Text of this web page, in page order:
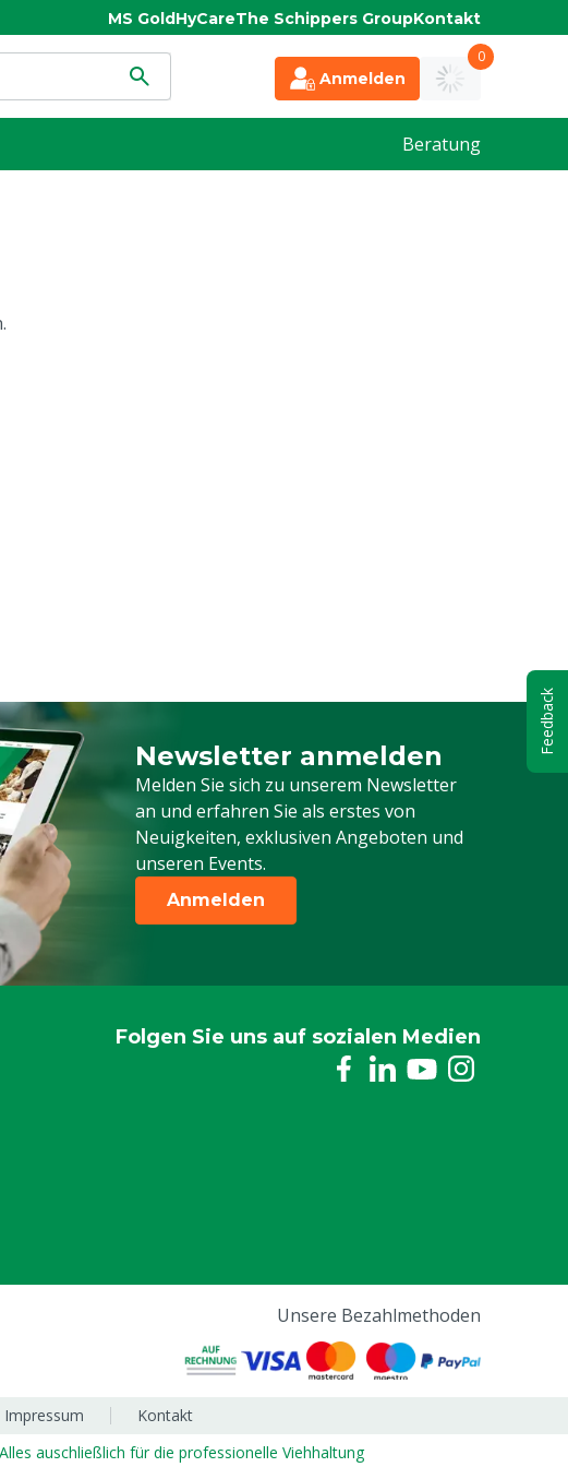
MS GoldHyCareThe Schippers GroupKontakt
Anmelden
0
Beratung
Newsletter anmelden
Melden Sie sich zu unserem Newsletter
an und erfahren Sie als erstes von
Neuigkeiten, exklusiven Angeboten und
unseren Events.
Melden Sie sich für unseren Newsletter
Anmelden
Folgen Sie uns auf sozialen Medien
Unsere Bezahlmethoden
Impressum
Kontakt
Alles auschließlich für die professionelle Viehhaltung
Feedback